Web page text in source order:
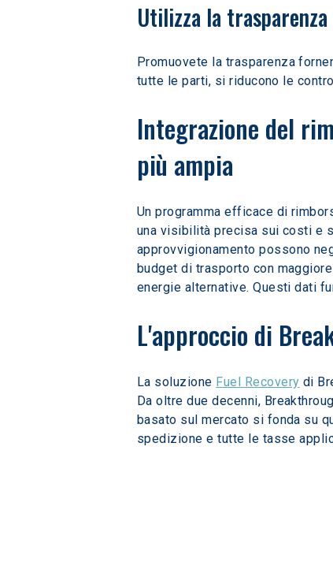
Utilizza la
Promuovete la trasparenza
tutte le parti, si riducono le
Integrazione del
più ampia
Un programma efficace di
una visibilità precisa sui costi e
approvvigionamento possono
budget di trasporto con
energie alternative. Questi dati
L'approccio di
La soluzione Fuel Recovery di
Da oltre due decenni,
basato sul mercato si fonda su
spedizione e tutte le tasse